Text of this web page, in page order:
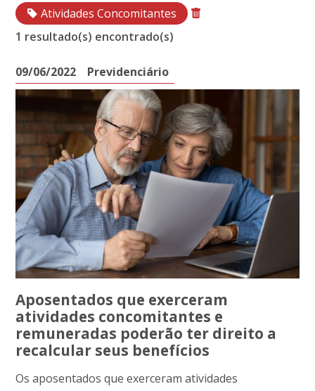
Atividades Concomitantes
1 resultado(s) encontrado(s)
09/06/2022 Previdenciário
Aposentados que exerceram
atividades concomitantes e
remuneradas poderão ter direito a
recalcular seus benefícios
Os aposentados que exerceram atividades